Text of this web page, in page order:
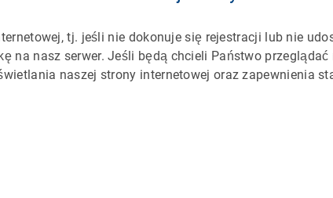
tj. jeśli nie dokonuje się rejestracji lub nie
na nasz serwer. Jeśli będą chcieli Państwo
naszej strony internetowej oraz zapewnienia